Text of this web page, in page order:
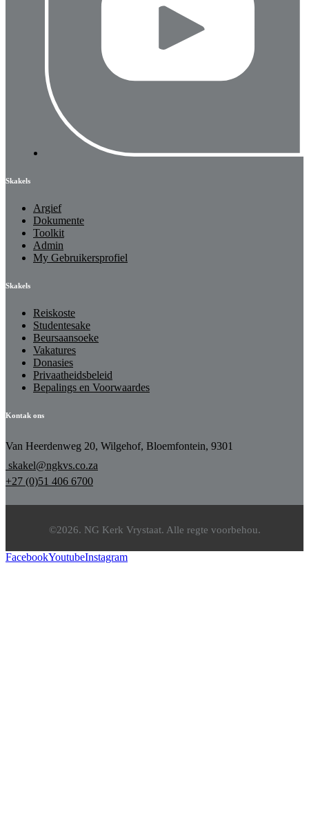
Skakels
Argief
Dokumente
Toolkit
Admin
My Gebruikersprofiel
Skakels
Reiskoste
Studentesake
Beursaansoeke
Vakatures
Donasies
Privaatheidsbeleid
Bepalings en Voorwaardes
Kontak ons
Van Heerdenweg 20, Wilgehof, Bloemfontein, 9301
skakel@ngkvs.co.za
+27 (0)51 406 6700
©2026. NG Kerk Vrystaat. Alle regte voorbehou.
FacebookYoutubeInstagram